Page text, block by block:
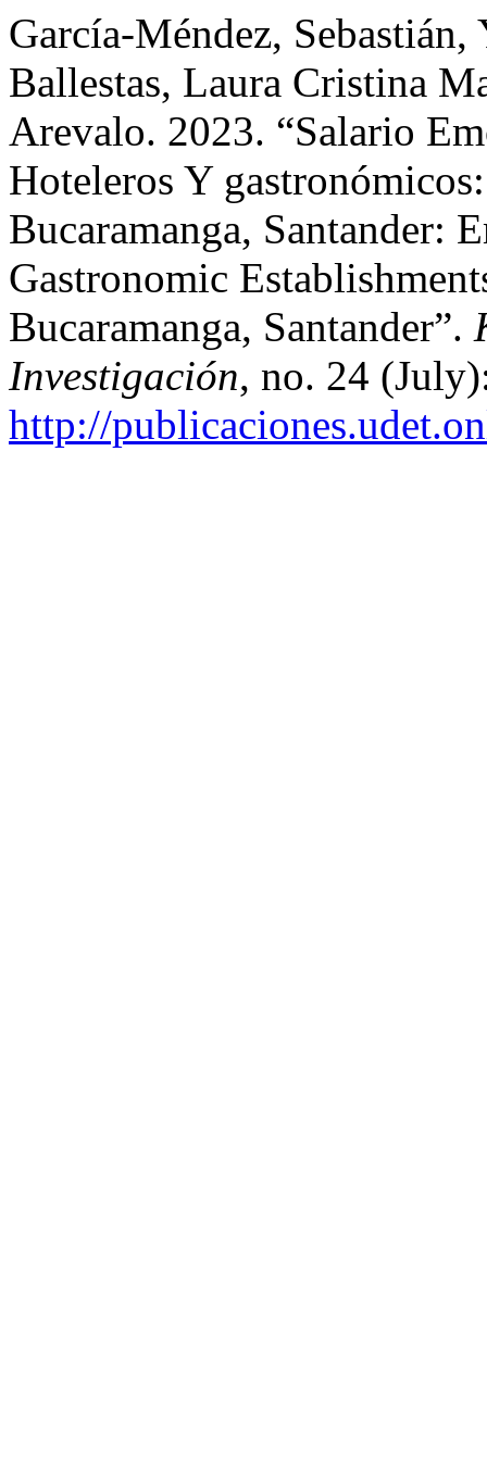
García-Méndez,
Ballestas, Laura Cristina
Arevalo. 2023. “Salario
Hoteleros Y
Bucaramanga, Santander:
Gastronomic
Bucaramanga, Santander”.
Investigación, no. 24
http://